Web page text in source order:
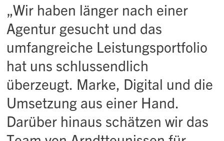
„Wir haben länger nach einer
Agentur gesucht und das
umfangreiche Leistungsportfolio
hat uns schlussendlich
überzeugt. Marke, Digital und die
Umsetzung aus einer Hand.
Darüber hinaus schätzen wir das